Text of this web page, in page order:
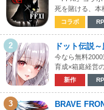
死を賭ける、本
コラボ
2 ドット伝説
今なら無料
育成×箱庭経営
新作
3 BRAVE